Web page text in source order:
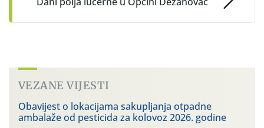
VEZANE VIJESTI
Obavijest o lokacijama sakupljanja otpadne
ambalaže od pesticida za kolovoz 2026. godine